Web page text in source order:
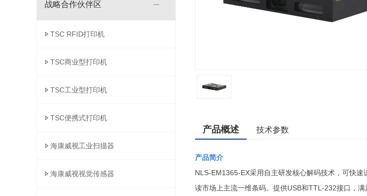
战略合作伙伴区
TSC RFID打印机
TSC商业型打印机
TSC工业型打印机
TSC便携式打印机
海康威视工业扫描器
海康威视视觉传感器
产品概述 技术参数
产品简介
NLS-EM1365-EX采用自主研发核心解码技术，可快
读市场上主流一维条码。提供USB和TTL-232接口，